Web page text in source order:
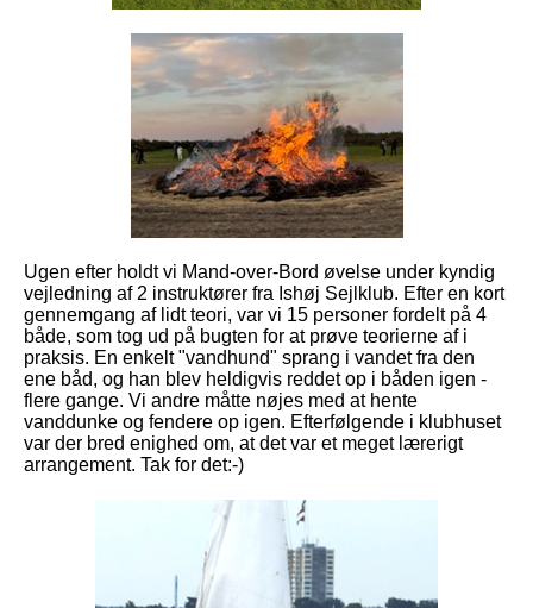
Ugen efter holdt vi Mand-over-Bord øvelse under kyndig
vejledning af 2 instruktører fra Ishøj Sejlklub. Efter en kort
gennemgang af lidt teori, var vi 15 personer fordelt på 4
både, som tog ud på bugten for at prøve teorierne af i
praksis. En enkelt "vandhund" sprang i vandet fra den
ene båd, og han blev heldigvis reddet op i båden igen -
flere gange. Vi andre måtte nøjes med at hente
vanddunke og fendere op igen. Efterfølgende i klubhuset
var der bred enighed om, at det var et meget lærerigt
arrangement. Tak for det:-)